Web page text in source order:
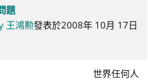
題
王鴻勲發表於2008年 10月 17日
世界任何人